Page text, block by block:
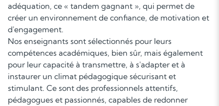
adéquation, ce « tandem gagnant », qui permet de
créer un environnement de confiance, de motivation et
d'engagement.
Nos enseignants sont sélectionnés pour leurs
compétences académiques, bien sûr, mais également
pour leur capacité à transmettre, à s'adapter et à
instaurer un climat pédagogique sécurisant et
stimulant. Ce sont des professionnels attentifs,
pédagogues et passionnés, capables de redonner